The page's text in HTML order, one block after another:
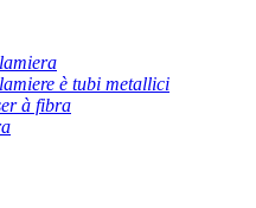
è tubi metallici
à fibra